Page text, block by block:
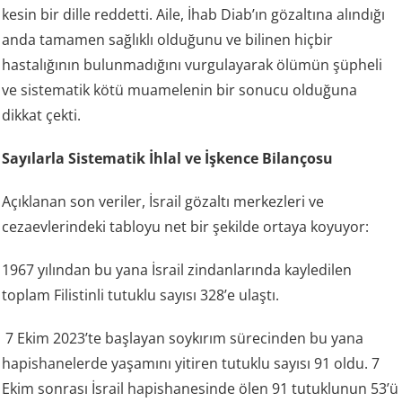
kesin bir dille reddetti. Aile, İhab Diab’ın gözaltına alındığı
anda tamamen sağlıklı olduğunu ve bilinen hiçbir
hastalığının bulunmadığını vurgulayarak ölümün şüpheli
ve sistematik kötü muamelenin bir sonucu olduğuna
dikkat çekti.
Sayılarla Sistematik İhlal ve İşkence Bilançosu
Açıklanan son veriler, İsrail gözaltı merkezleri ve
cezaevlerindeki tabloyu net bir şekilde ortaya koyuyor:
1967 yılından bu yana İsrail zindanlarında kayledilen
toplam Filistinli tutuklu sayısı 328’e ulaştı.
7 Ekim 2023’te başlayan soykırım sürecinden bu yana
hapishanelerde yaşamını yitiren tutuklu sayısı 91 oldu. 7
Ekim sonrası İsrail hapishanesinde ölen 91 tutuklunun 53’ü